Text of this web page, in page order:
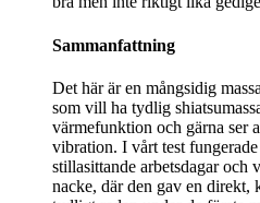
Sammanfattning
Det här är en mångsidig
som vill ha tydlig
värmefunktion och gärna ser
vibration. I vårt test
stillasittande arbetsdagar och
nacke, där den gav en direkt,